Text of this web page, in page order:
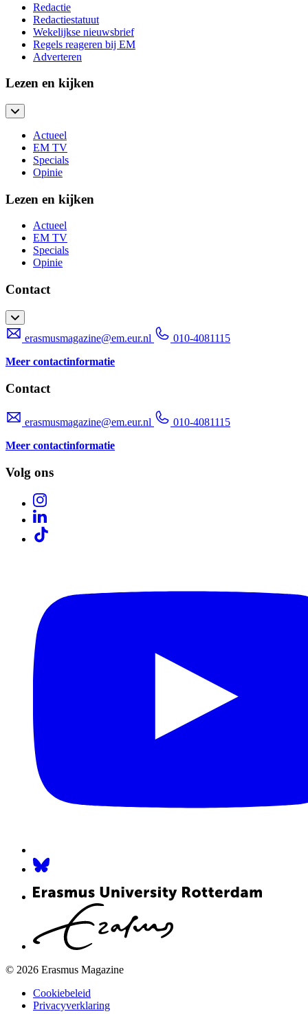
Redactie
Redactiestatuut
Wekelijkse nieuwsbrief
Regels reageren bij EM
Adverteren
Lezen en kijken
Actueel
EM TV
Specials
Opinie
Lezen en kijken
Actueel
EM TV
Specials
Opinie
Contact
erasmusmagazine@em.eur.nl
010-4081115
Meer contactinformatie
Contact
erasmusmagazine@em.eur.nl
010-4081115
Meer contactinformatie
Volg ons
© 2026 Erasmus Magazine
Cookiebeleid
Privacyverklaring